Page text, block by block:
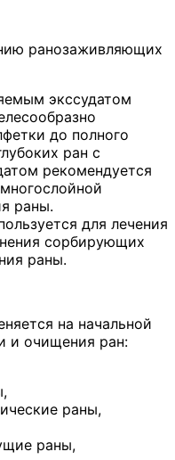
ранозаживляющих
экссудатом
до полного
ран с
рекомендуется
раны.
для лечения
сорбирующих
раны.
на начальной
и очищения ран:
раны,
раны,